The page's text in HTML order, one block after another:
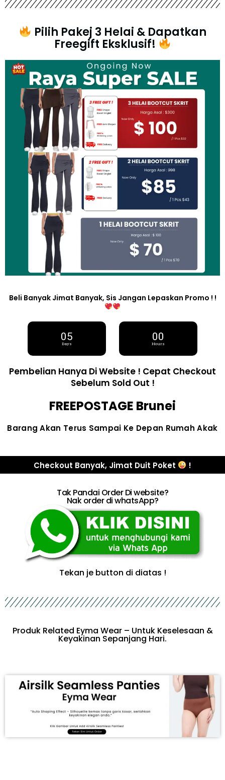
Pilih Pakej 3 Helai & Dapatkan
Freegift Eksklusif!
Beli Banyak Jimat Banyak, Sis Jangan Lepaskan Promo ! !
05
Days
00
Hours
Pembelian Hanya Di Website ! Cepat Checkout
Sebelum Sold Out !
FREEPOSTAGE Brunei
Barang Akan Terus Sampai Ke Depan Rumah Akak
Checkout Banyak, Jimat Duit Poket !
Tak Pandai Order Di website?
Nak order di whatsApp?
Tekan je button di diatas !
Produk Related Eyma Wear – Untuk Keselesaan &
Keyakinan Sepanjang Hari.